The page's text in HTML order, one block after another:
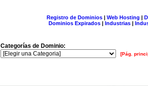
Registro de Dominios| Web Hosting |
Dominios Expirados | Industrias |
Categorías de Dominio:
[Pág.